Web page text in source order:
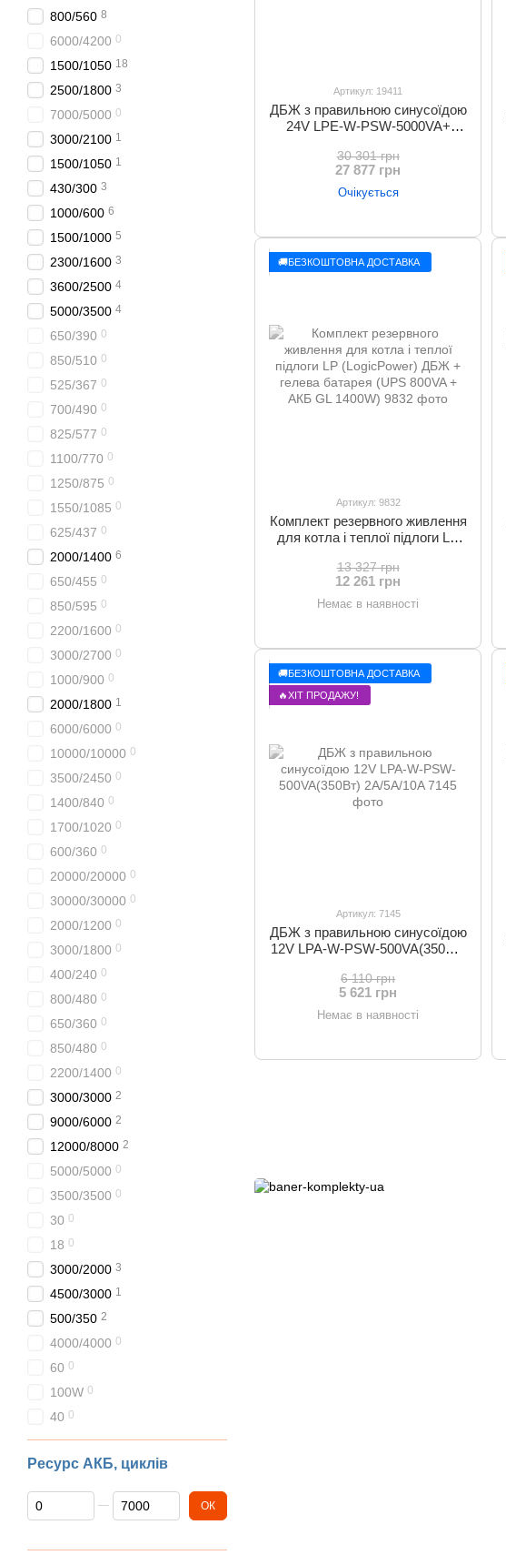
Артикул: 19411
ДБЖ з правильною синусоїдою
24V LPE-W-PSW-5000VA+
30 301 грн
27 877 грн
Очікується
🚚БЕЗКОШТОВНА ДОСТАВКА
Артикул: 9832
Комплект резервного живлення
для котла і теплої підлоги LP
батарея (UPS 800VA + АКБ GL
1400W)
13 327 грн
12 261 грн
Немає в наявності
🚚БЕЗКОШТОВНА ДОСТАВКА
🔥ХІТ ПРОДАЖУ!
Артикул: 7145
ДБЖ з правильною синусоїдою
12V LPA-W-PSW-500VA(350Вт)
6 110 грн
5 621 грн
Немає в наявності
800/560 8
6000/4200 0
1500/1050 18
2500/1800 3
7000/5000 0
3000/2100 1
1500/1050 1
430/300 3
1000/600 6
1500/1000 5
2300/1600 3
3600/2500 4
5000/3500 4
650/390 0
850/510 0
525/367 0
700/490 0
825/577 0
1100/770 0
1250/875 0
1550/1085 0
625/437 0
2000/1400 6
650/455 0
850/595 0
2200/1600 0
3000/2700 0
1000/900 0
2000/1800 1
6000/6000 0
10000/10000 0
3500/2450 0
1400/840 0
1700/1020 0
600/360 0
20000/20000 0
30000/30000 0
2000/1200 0
3000/1800 0
400/240 0
800/480 0
650/360 0
850/480 0
2200/1400 0
3000/3000 2
9000/6000 2
12000/8000 2
5000/5000 0
3500/3500 0
30 0
18 0
3000/2000 3
4500/3000 1
500/350 2
4000/4000 0
60 0
100W 0
40 0
Ресурс АКБ, циклів
Від Ресурс АКБ, циклів
До Ресурс АКБ, циклів ОК